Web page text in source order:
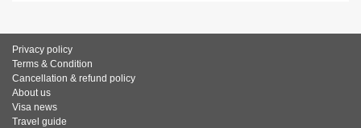
Privacy policy
Terms & Condition
Cancellation & refund policy
About us
Visa news
Travel guide